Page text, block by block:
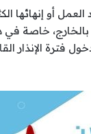
أو إنهائها
بالخارج، خاصة في
فترة الإنذار